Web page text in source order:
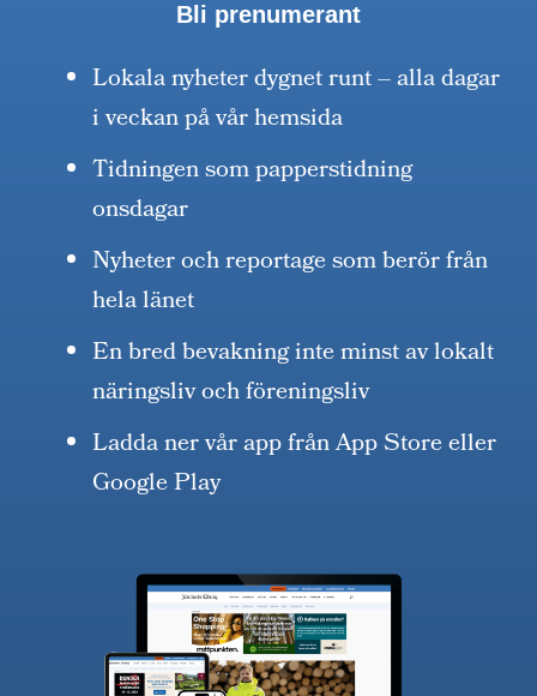
Bli prenumerant
Lokala nyheter dygnet runt – alla dagar
i veckan på vår hemsida
Tidningen som papperstidning
onsdagar
Nyheter och reportage som berör från
hela länet
En bred bevakning inte minst av lokalt
näringsliv och föreningsliv
Ladda ner vår app från App Store eller
Google Play